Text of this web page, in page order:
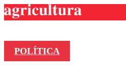
POLÍTICA